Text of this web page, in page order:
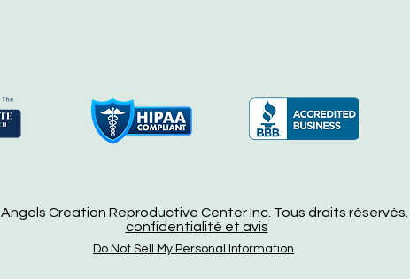
Creation Reproductive Center Inc. Tous droits réservés.
confidentialité et avis
Do Not Sell My Personal Information